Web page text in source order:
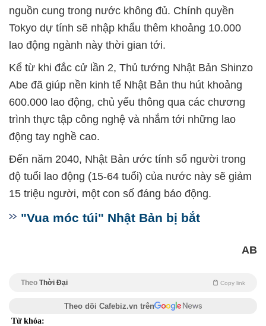
nguồn cung trong nước không đủ. Chính quyền
Tokyo dự tính sẽ nhập khẩu thêm khoảng 10.000
lao động ngành này thời gian tới.
Kể từ khi đắc cử lần 2, Thủ tướng Nhật Bản Shinzo
Abe đã giúp nền kinh tế Nhật Bản thu hút khoảng
600.000 lao động, chủ yếu thông qua các chương
trình thực tập công nghệ và nhắm tới những lao
động tay nghề cao.
Đến năm 2040, Nhật Bản ước tính số người trong
độ tuổi lao động (15-64 tuổi) của nước này sẽ giảm
15 triệu người, một con số đáng báo động.
"Vua móc túi" Nhật Bản bị bắt
AB
Theo Thời Đại Copy link
Theo dõi Cafebiz.vn trên
Từ khóa: